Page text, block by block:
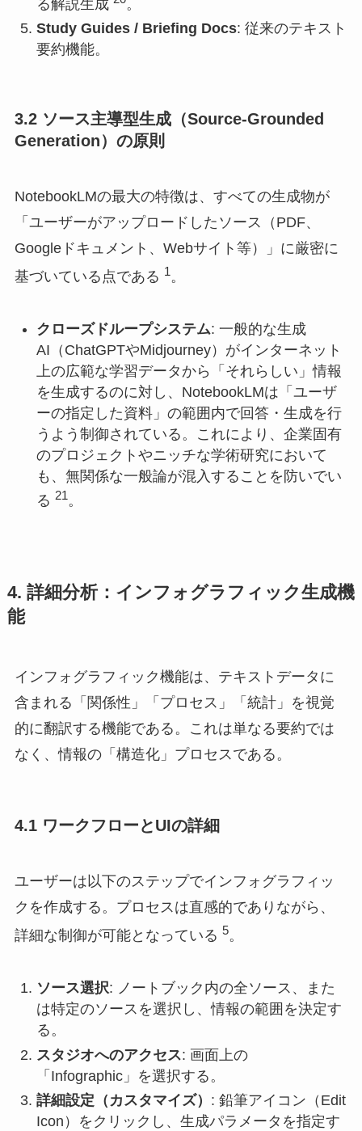
る解説生成
。
Study Guides / Briefing Docs: 従来のテキスト
要約機能。
3.2 ソース主導型生成（Source-Grounded
Generation）の原則
NotebookLMの最大の特徴は、すべての生成物が
「ユーザーがアップロードしたソース（PDF、
Googleドキュメント、Webサイト等）」に厳密に
基づいている点である 1。
クローズドループシステム: 一般的な生成
AI（ChatGPTやMidjourney）がインターネット
上の広範な学習データから「それらしい」情報
を生成するのに対し、NotebookLMは「ユーザ
ーの指定した資料」の範囲内で回答・生成を行
うよう制御されている。これにより、企業固有
のプロジェクトやニッチな学術研究において
も、無関係な一般論が混入することを防いでい
る 21。
4. 詳細分析：インフォグラフィック生成機
能
インフォグラフィック機能は、テキストデータに
含まれる「関係性」「プロセス」「統計」を視覚
的に翻訳する機能である。これは単なる要約では
なく、情報の「構造化」プロセスである。
4.1 ワークフローとUIの詳細
ユーザーは以下のステップでインフォグラフィッ
クを作成する。プロセスは直感的でありながら、
詳細な制御が可能となっている 5。
ソース選択: ノートブック内の全ソース、また
は特定のソースを選択し、情報の範囲を決定す
る。
スタジオへのアクセス: 画面上の
「Infographic」を選択する。
詳細設定（カスタマイズ） : 鉛筆アイコン（Edit
Icon）をクリックし、生成パラメータを指定す